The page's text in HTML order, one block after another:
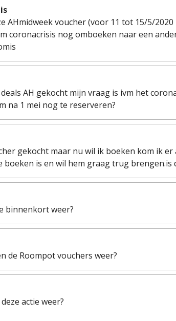
AHmidweek voucher (voor 11 tot 15/5/
coronacrisis nog omboeken naar een
AH gekocht mijn vraag is ivm het
na 1 mei nog te reserveren?
gekocht maar nu wil ik boeken kom ik er
boeken is en wil hem graag trug brengen.is
binnenkort weer?
de Roompot vouchers weer?
actie weer?